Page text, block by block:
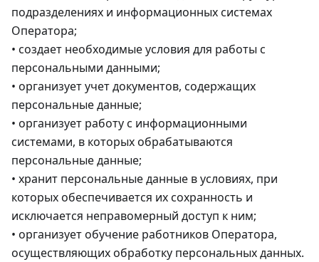
подразделениях и информационных системах
Оператора;
• создает необходимые условия для работы с
персональными данными;
• организует учет документов, содержащих
персональные данные;
• организует работу с информационными
системами, в которых обрабатываются
персональные данные;
• хранит персональные данные в условиях, при
которых обеспечивается их сохранность и
исключается неправомерный доступ к ним;
• организует обучение работников Оператора,
осуществляющих обработку персональных данных.